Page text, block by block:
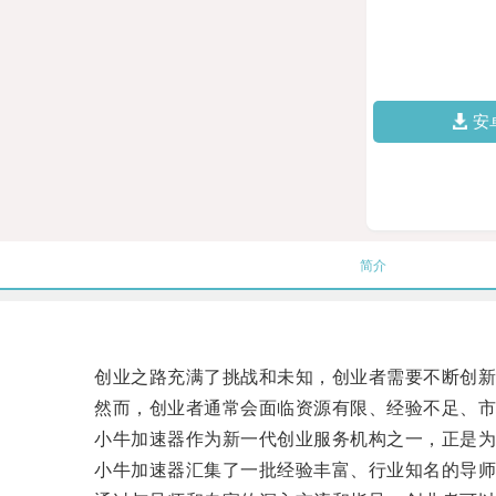
安
简介
创业之路充满了挑战和未知，创业者需要不断创
然而，创业者通常会面临资源有限、经验不足、市
小牛加速器作为新一代创业服务机构之一，正是
小牛加速器汇集了一批经验丰富、行业知名的导师